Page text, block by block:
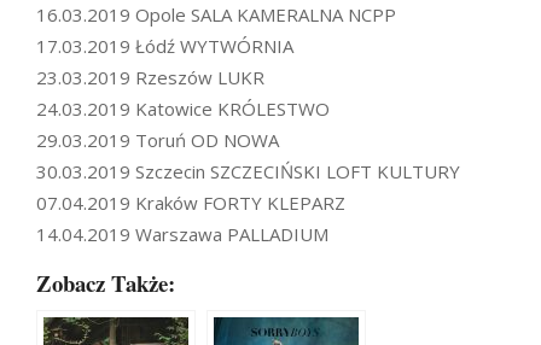
16.03.2019 Opole SALA KAMERALNA NCPP
17.03.2019 Łódź WYTWÓRNIA
23.03.2019 Rzeszów LUKR
24.03.2019 Katowice KRÓLESTWO
29.03.2019 Toruń OD NOWA
30.03.2019 Szczecin SZCZECIŃSKI LOFT KULTURY
07.04.2019 Kraków FORTY KLEPARZ
14.04.2019 Warszawa PALLADIUM
Zobacz Także: